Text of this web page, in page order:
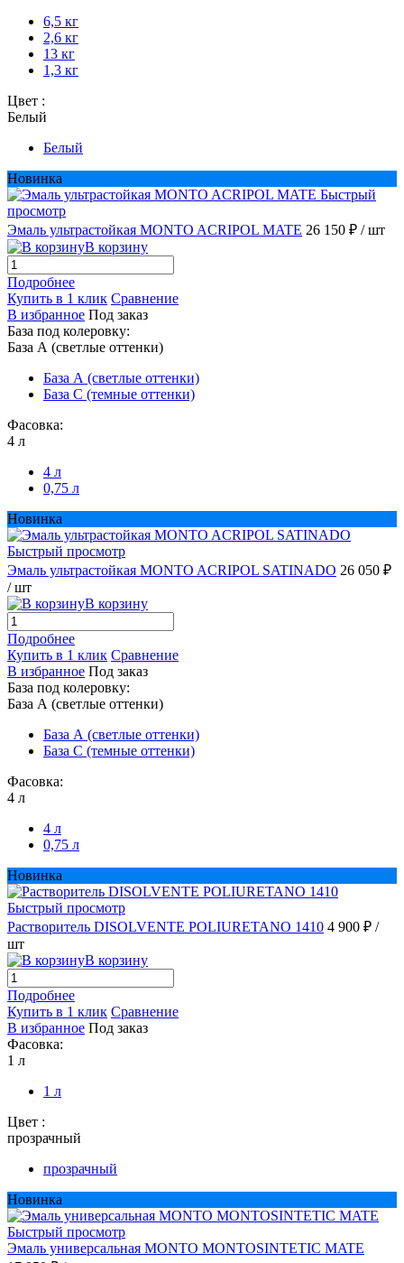
6,5 кг
2,6 кг
13 кг
1,3 кг
Цвет :
Белый
Белый
Новинка
Быстрый
просмотр
Эмаль ультрастойкая MONTO ACRIPOL MATE 26 150 ₽ / шт
В корзину
Подробнее
Купить в 1 клик Сравнение
В избранное Под заказ
База под колеровку:
База А (светлые оттенки)
База А (светлые оттенки)
База С (темные оттенки)
Фасовка:
4 л
4 л
0,75 л
Новинка
Быстрый просмотр
Эмаль ультрастойкая MONTO ACRIPOL SATINADO 26 050 ₽
/ шт
В корзину
Подробнее
Купить в 1 клик Сравнение
В избранное Под заказ
База под колеровку:
База А (светлые оттенки)
База А (светлые оттенки)
База С (темные оттенки)
Фасовка:
4 л
4 л
0,75 л
Новинка
Быстрый просмотр
Растворитель DISOLVENTE POLIURETANO 1410 4 900 ₽ /
шт
В корзину
Подробнее
Купить в 1 клик Сравнение
В избранное Под заказ
Фасовка:
1 л
1 л
Цвет :
прозрачный
прозрачный
Новинка
Быстрый просмотр
Эмаль универсальная MONTO MONTOSINTETIC MATE